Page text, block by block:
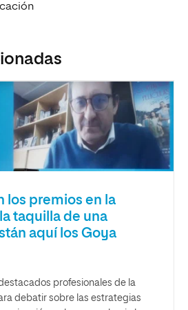
los premios en la
taquilla de una
aquí los Goya
profesionales de la
debatir sobre las estrategias